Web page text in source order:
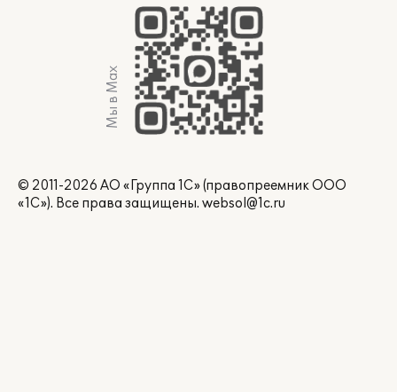
Мы в Max
© 2011-2026 АО «Группа 1С» (правопреемник ООО
«1С»). Все права защищены. websol@1c.ru